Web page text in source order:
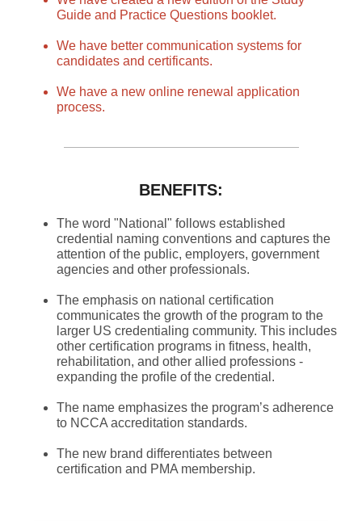
Guide and Practice Questions booklet.
We have better communication systems for
candidates and certificants.
We have a new online renewal application
process.
BENEFITS:
The word "National" follows established
credential naming conventions and captures the
attention of the public, employers, government
agencies and other professionals.
The emphasis on national certification
communicates the growth of the program to the
larger US credentialing community. This includes
other certification programs in fitness, health,
rehabilitation, and other allied professions -
expanding the profile of the credential.
The name emphasizes the program’s adherence
to NCCA accreditation standards.
The new brand differentiates between
certification and PMA membership.